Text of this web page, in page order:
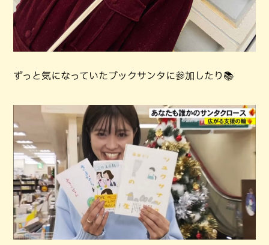
ずっと気になっていたブックサンタに参加したり📚